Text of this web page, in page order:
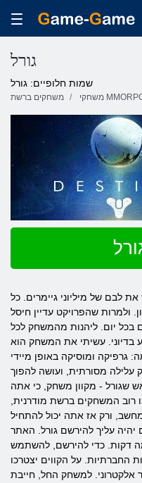
גורל
שמות חלופיים: גורל
משחקים ברשת
לבם של מיליוני גיימרים. כל
שהפרויקט עדיין חיסל
בכל יום. ליהנות מהמשחק לכל
בדיוני. עשיתי את המשחק הוא
גרפיקה ומוסיקה באופן מיידי
עלילה מסורתית, ועושה להפוך
שגורל - מקוון משחק, כי אתה
רוב המשחקים ברשת מודרנית,
ורק אז אתה יכול להתחיל
עליך להירשם גורל. האתר
דקות. כדי להירשם, להשתמש
על הקווים יצטרכו
למשחק החל, חייבת